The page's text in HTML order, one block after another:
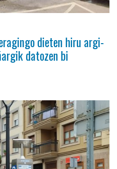
dieten hiru argi-
datozen bi